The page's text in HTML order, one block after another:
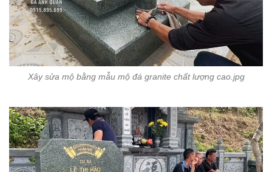
Xây sửa mộ bằng mẫu mộ đá granite chất lượng cao.jpg